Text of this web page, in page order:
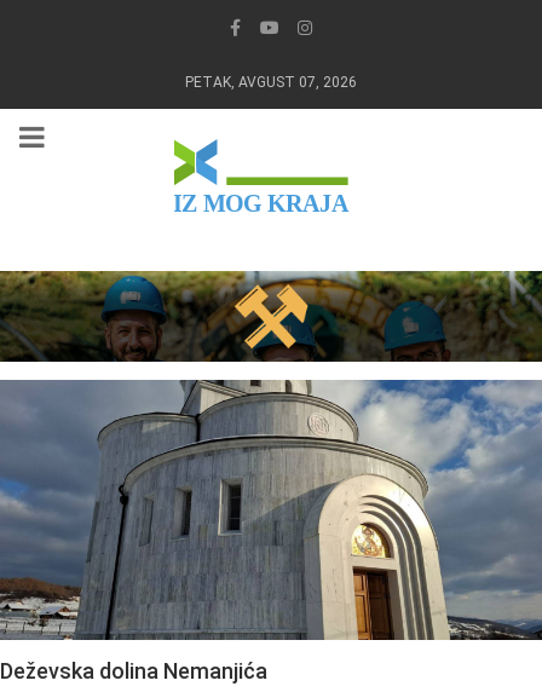
PETAK, AVGUST 07, 2026
IZ MOG KRAJA
Deževska dolina Nemanjića